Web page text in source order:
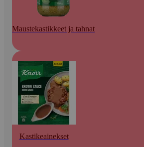
Maustekastikkeet ja tahnat
Kastikeainekset